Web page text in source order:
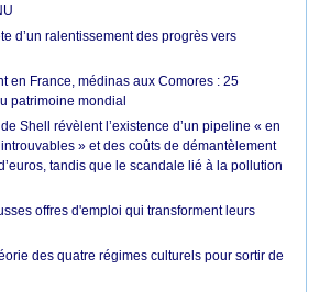
d’un ralentissement des progrès vers
en France, médinas aux Comores : 25
patrimoine mondial
Shell révèlent l’existence d’un pipeline « en
» et des coûts de démantèlement
tandis que le scandale lié à la pollution
offres d'emploi qui transforment leurs
des quatre régimes culturels pour sortir de